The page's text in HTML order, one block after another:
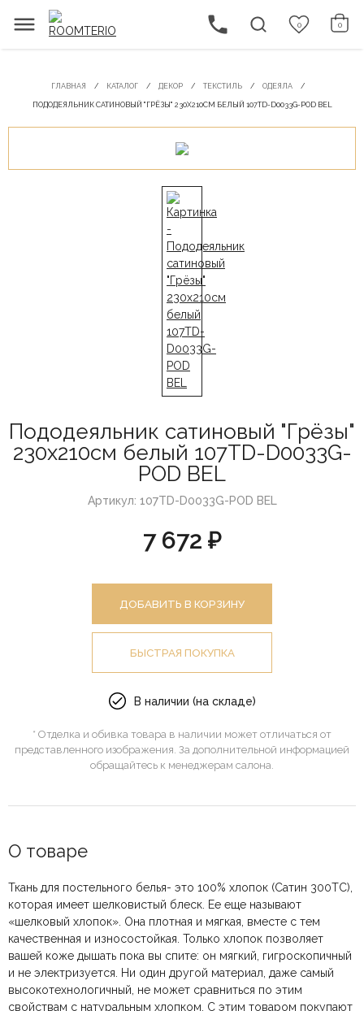
0 0
ГЛАВНАЯ КАТАЛОГ ДЕКОР ТЕКСТИЛЬ ОДЕЯЛА
ПОДОДЕЯЛЬНИК САТИНОВЫЙ "ГРЁЗЫ" 230Х210СМ БЕЛЫЙ 107TD-D0033G-POD BEL
Пододеяльник сатиновый "Грёзы"
230х210см белый 107TD-D0033G-
POD BEL
Артикул: 107TD-D0033G-POD BEL
7 672 ₽
ДОБАВИТЬ В КОРЗИНУ
БЫСТРАЯ ПОКУПКА
В наличии (на складе)
* Отделка и обивка товара в наличии может отличаться от
представленного изображения. За дополнительной информацией
обращайтесь к менеджерам салона.
О товаре
Ткань для постельного белья- это 100% хлопок (Сатин 300ТС),
которая имеет шелковистый блеск. Ее еще называют
«шелковый хлопок». Она плотная и мягкая, вместе с тем
качественная и износостойкая. Только хлопок позволяет
вашей коже дышать пока вы спите: он мягкий, гигроскопичный
и не электризуется. Ни один другой материал, даже самый
высокотехнологичный, не может сравниться по этим
свойствам с натуральным хлопком. С этим товаром покупают